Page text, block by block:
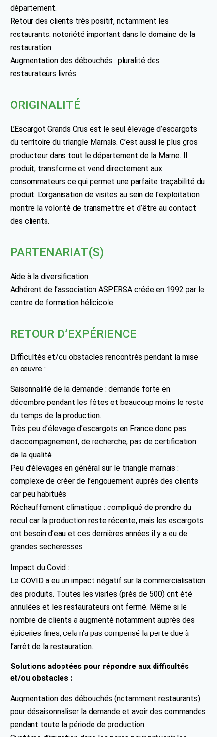
département.
Retour des clients très positif, notamment les
restaurants: notoriété important dans le domaine de la
restauration
Augmentation des débouchés : pluralité des
restaurateurs livrés.
ORIGINALITÉ
L’Escargot Grands Crus est le seul élevage d’escargots
du territoire du triangle Marnais. C’est aussi le plus gros
producteur dans tout le département de la Marne. Il
produit, transforme et vend directement aux
consommateurs ce qui permet une parfaite traçabilité du
produit. L’organisation de visites au sein de l’exploitation
montre la volonté de transmettre et d’être au contact
des clients.
PARTENARIAT(S)
Aide à la diversification
Adhérent de l’association ASPERSA créée en 1992 par le
centre de formation hélicicole
RETOUR D’EXPÉRIENCE
Difficultés et/ou obstacles rencontrés pendant la mise
en œuvre :
Saisonnalité de la demande : demande forte en
décembre pendant les fêtes et beaucoup moins le reste
du temps de la production.
Très peu d’élevage d’escargots en France donc pas
d’accompagnement, de recherche, pas de certification
de la qualité
Peu d’élevages en général sur le triangle marnais :
complexe de créer de l’engouement auprès des clients
car peu habitués
Réchauffement climatique : compliqué de prendre du
recul car la production reste récente, mais les escargots
ont besoin d’eau et ces dernières années il y a eu de
grandes sécheresses
Impact du Covid :
Le COVID a eu un impact négatif sur la commercialisation
des produits. Toutes les visites (près de 500) ont été
annulées et les restaurateurs ont fermé. Même si le
nombre de clients a augmenté notamment auprès des
épiceries fines, cela n’a pas compensé la perte due à
l’arrêt de la restauration.
Solutions adoptées pour répondre aux difficultés
et/ou obstacles :
Augmentation des débouchés (notamment restaurants)
pour désaisonnaliser la demande et avoir des commandes
pendant toute la période de production.